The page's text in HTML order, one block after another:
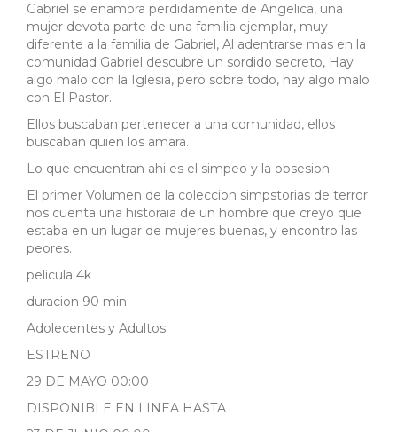
Gabriel se enamora perdidamente de Angelica, una
mujer devota parte de una familia ejemplar, muy
diferente a la familia de Gabriel, Al adentrarse mas en la
comunidad Gabriel descubre un sordido secreto, Hay
algo malo con la Iglesia, pero sobre todo, hay algo malo
con El Pastor.
Ellos buscaban pertenecer a una comunidad, ellos
buscaban quien los amara.
Lo que encuentran ahi es el simpeo y la obsesion.
El primer Volumen de la coleccion simpstorias de terror
nos cuenta una historaia de un hombre que creyo que
estaba en un lugar de mujeres buenas, y encontro las
peores.
pelicula 4k
duracion 90 min
Adolecentes y Adultos
ESTRENO
29 DE MAYO 00:00
DISPONIBLE EN LINEA HASTA